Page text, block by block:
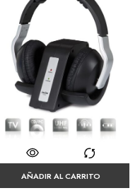
AÑADIR AL CARRITO